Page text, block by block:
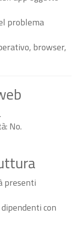
problema
browser,
No.
presenti
con